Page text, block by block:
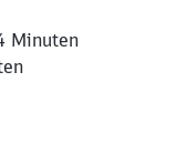
Minuten